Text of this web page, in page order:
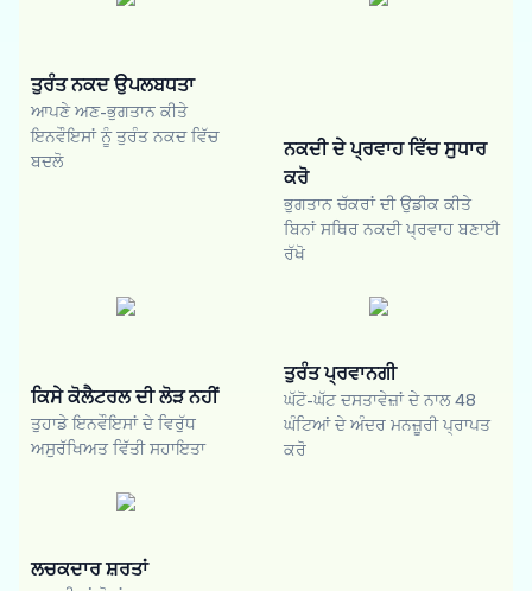
ਤੁਰੰਤ ਨਕਦ ਉਪਲਬਧਤਾ
ਆਪਣੇ ਅਣ-ਭੁਗਤਾਨ ਕੀਤੇ
ਇਨਵੌਇਸਾਂ ਨੂੰ ਤੁਰੰਤ ਨਕਦ ਵਿੱਚ
ਬਦਲੋ
ਨਕਦੀ ਦੇ ਪ੍ਰਵਾਹ ਵਿੱਚ ਸੁਧਾਰ
ਕਰੋ
ਭੁਗਤਾਨ ਚੱਕਰਾਂ ਦੀ ਉਡੀਕ ਕੀਤੇ
ਬਿਨਾਂ ਸਥਿਰ ਨਕਦੀ ਪ੍ਰਵਾਹ ਬਣਾਈ
ਰੱਖੋ
ਕਿਸੇ ਕੋਲੈਟਰਲ ਦੀ ਲੋੜ ਨਹੀਂ
ਤੁਹਾਡੇ ਇਨਵੌਇਸਾਂ ਦੇ ਵਿਰੁੱਧ
ਅਸੁਰੱਖਿਅਤ ਵਿੱਤੀ ਸਹਾਇਤਾ
ਤੁਰੰਤ ਪ੍ਰਵਾਨਗੀ
ਘੱਟੋ-ਘੱਟ ਦਸਤਾਵੇਜ਼ਾਂ ਦੇ ਨਾਲ 48
ਘੰਟਿਆਂ ਦੇ ਅੰਦਰ ਮਨਜ਼ੂਰੀ ਪ੍ਰਾਪਤ
ਕਰੋ
ਲਚਕਦਾਰ ਸ਼ਰਤਾਂ